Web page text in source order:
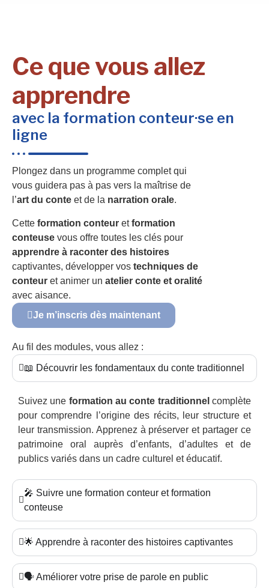
Ce que vous allez
apprendre
avec la formation conteur·se en
ligne
Plongez dans un programme complet qui
vous guidera pas à pas vers la maîtrise de
l’art du conte et de la narration orale.
Cette formation conteur etformation
conteuse vous offre toutes les clés pour
apprendre à raconter des histoires
captivantes, développer vos techniques de
conteur et animer un atelier conte et oralité
avec aisance.
Je m’inscris dès maintenant
Au fil des modules, vous allez :
📖 Découvrir les fondamentaux du conte traditionnel
Suivez une formation au conte traditionnel complète
pour comprendre l’origine des récits, leur structure et
leur transmission. Apprenez à préserver et partager ce
patrimoine oral auprès d’enfants, d’adultes et de
publics variés dans un cadre culturel et éducatif.
🎤 Suivre une formation conteur et formation
conteuse
🌟 Apprendre à raconter des histoires captivantes
🗣️ Améliorer votre prise de parole en public